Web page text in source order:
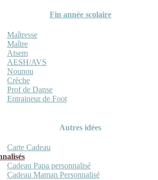
Fin année scolaire
Maîtresse
Maître
Atsem
AESH/AVS
Nounou
Crèche
Prof de Danse
Entraineur de Foot
Autres idées
Carte Cadeau
Cadeau Papa personnalisé
Cadeau Maman Personnalisé